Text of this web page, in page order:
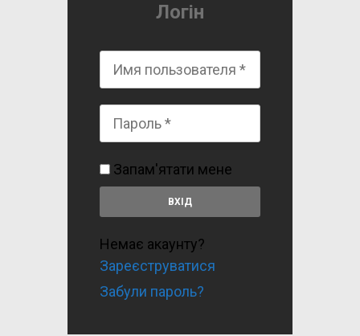
Логін
Запам'ятати мене
Немає акаунту?
Зареєструватися
Забули пароль?